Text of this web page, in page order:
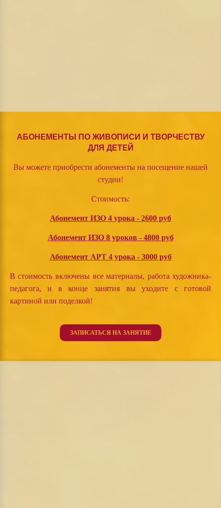
АБОНЕМЕНТЫ ПО ЖИВОПИСИ И ТВОРЧЕСТВУ
ДЛЯ ДЕТЕЙ
Вы можете приобрести абонементы на посещение нашей
студии!
Стоимость:
Абонемент ИЗО 4 урока - 2600 руб
Абонемент ИЗО 8 уроков - 4800 руб
Абонемент АРТ 4 урока - 3000 руб
В стоимость включены все материалы, работа художника-
педагога, и в конце занятия вы уходите с готовой
картиной или поделкой!
ЗАПИСАТЬСЯ НА ЗАНЯТИЕ